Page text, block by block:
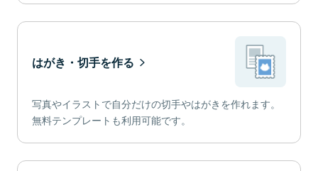
はがき・切手を作る
写真やイラストで自分だけの切手やはがきを作れます。
無料テンプレートも利用可能です。